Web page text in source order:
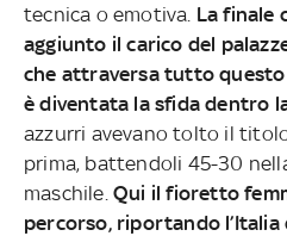
tecnica o emotiva. La finale
aggiunto il carico del
che attraversa tutto questo
è diventata la sfida dentro
azzurri avevano tolto il
prima, battendoli 45-30
maschile. Qui il fioretto
percorso, riportando l’Italia